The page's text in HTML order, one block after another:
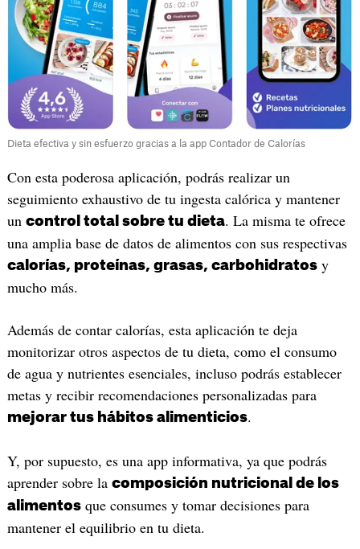
Dieta efectiva y sin esfuerzo gracias a la app Contador de Calorías
Con esta poderosa aplicación, podrás realizar un
seguimiento exhaustivo de tu ingesta calórica y mantener
un control total sobre tu dieta. La misma te ofrece
una amplia base de datos de alimentos con sus respectivas
calorías, proteínas, grasas, carbohidratosy
mucho más.
Además de contar calorías, esta aplicación te deja
monitorizar otros aspectos de tu dieta, como el consumo
de agua y nutrientes esenciales, incluso podrás establecer
metas y recibir recomendaciones personalizadas para
mejorar tus hábitos alimenticios.
Y, por supuesto, es una app informativa, ya que podrás
aprender sobre la composición nutricional de los
alimentosque consumes y tomar decisiones para
mantener el equilibrio en tu dieta.